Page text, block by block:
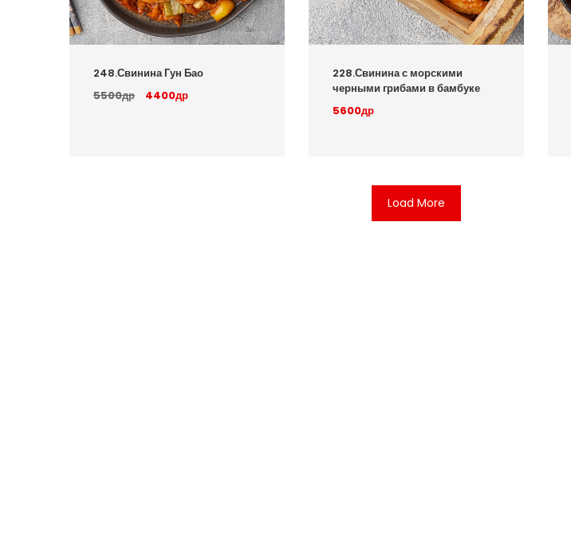
248.Свинина Гун Бао
5500др
4400др
228.Свинина с морскими
черными грибами в бамбуке
5600др
Load More